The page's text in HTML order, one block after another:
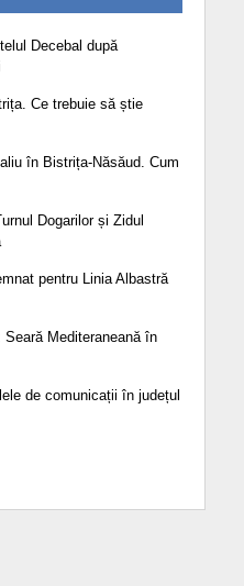
Decebal după
Ce trebuie să știe
în Bistrița-Năsăud. Cum
Dogarilor și Zidul
pentru Linia Albastră
Seară Mediteraneană în
de comunicații în județul